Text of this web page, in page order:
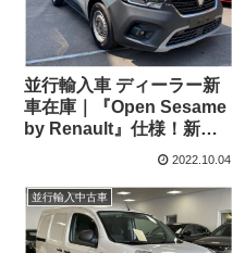
並行輸入車 ディーラー新
車在庫｜『Open Sesame
by Renault』仕様！新型
ルノー カングー ・バン ラ
TCe100 6MT 左ハンドル
2022.10.04
並行輸入中古車